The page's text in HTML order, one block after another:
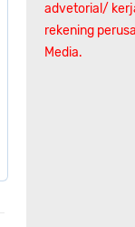
advetorial/
rekening
Media.